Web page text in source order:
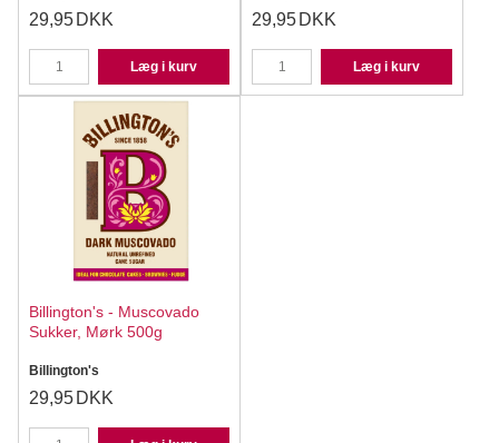
29,95 DKK
Læg i kurv
29,95 DKK
Læg i kurv
Billington's - Muscovado
Sukker, Mørk 500g
Billington's
29,95 DKK